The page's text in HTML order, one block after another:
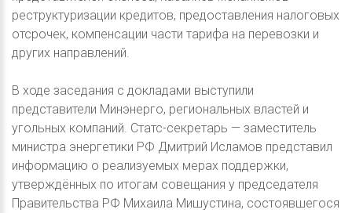
реструктуризации кредитов, предоставления налоговых
отсрочек, компенсации части тарифа на перевозки и
других направлений.
В ходе заседания с докладами выступили
представители Минэнерго, региональных властей и
угольных компаний. Статс-секретарь — заместитель
министра энергетики РФ Дмитрий Исламов представил
информацию о реализуемых мерах поддержки,
утверждённых по итогам совещания у председателя
Правительства РФ Михаила Мишустина, состоявшегося